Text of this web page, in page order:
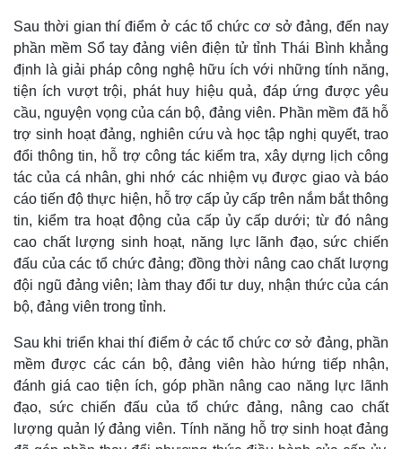
Kinh tế
Bất động sản
Khởi nghiệp
Thị trường
Giá vàng
Tiêu dùng
Tỷ giá
Chứng khoán
Giá cà phê
Sau thời gian thí điểm ở các tổ chức cơ sở đảng, đến nay
phần mềm Sổ tay đảng viên điện tử tỉnh Thái Bình khẳng
định là giải pháp công nghệ hữu ích với những tính năng,
tiện ích vượt trội, phát huy hiệu quả, đáp ứng được yêu
cầu, nguyện vọng của cán bộ, đảng viên. Phần mềm đã hỗ
trợ sinh hoạt đảng, nghiên cứu và học tập nghị quyết, trao
đổi thông tin, hỗ trợ công tác kiểm tra, xây dựng lịch công
tác của cá nhân, ghi nhớ các nhiệm vụ được giao và báo
cáo tiến độ thực hiện, hỗ trợ cấp ủy cấp trên nắm bắt thông
tin, kiểm tra hoạt động của cấp ủy cấp dưới; từ đó nâng
cao chất lượng sinh hoạt, năng lực lãnh đạo, sức chiến
đấu của các tổ chức đảng; đồng thời nâng cao chất lượng
đội ngũ đảng viên; làm thay đổi tư duy, nhận thức của cán
bộ, đảng viên trong tỉnh.
Sau khi triển khai thí điểm ở các tổ chức cơ sở đảng, phần
mềm được các cán bộ, đảng viên hào hứng tiếp nhận,
đánh giá cao tiện ích, góp phần nâng cao năng lực lãnh
đạo, sức chiến đấu của tổ chức đảng, nâng cao chất
lượng quản lý đảng viên. Tính năng hỗ trợ sinh hoạt đảng